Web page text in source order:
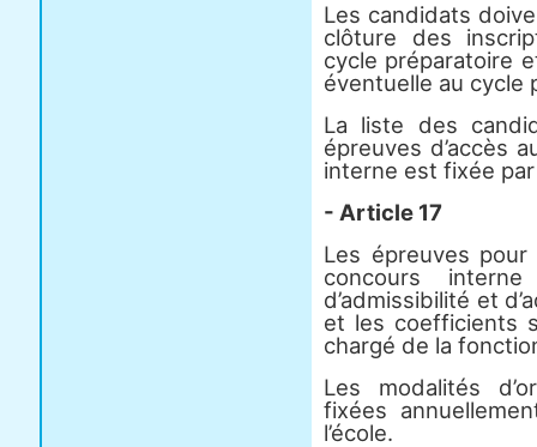
Les candidats
clôture des
cycle préparatoire
éventuelle au cycle
La liste des
épreuves d’accès
interne est fixée
- Article 17
Les épreuves pour
concours
d’admissibilité et
et les coefficients
chargé de la
Les modalités
fixées
l’école.